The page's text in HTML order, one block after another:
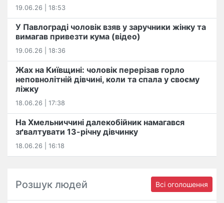
19.06.26 | 18:53
У Павлограді чоловік взяв у заручники жінку та
вимагав привезти кума (відео)
19.06.26 | 18:36
Жах на Київщині: чоловік перерізав горло
неповнолітній дівчині, коли та спала у своєму
ліжку
18.06.26 | 17:38
На Хмельниччині далекобійник намагався
зґвалтувати 13-річну дівчинку
18.06.26 | 16:18
Розшук людей Всі оголошення